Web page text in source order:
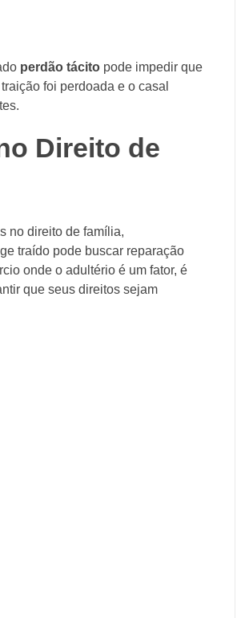
perdão tácito pode impedir que
foi perdoada e o casal
Direito de
no direito de família,
traído pode buscar reparação
onde o adultério é um fator, é
que seus direitos sejam